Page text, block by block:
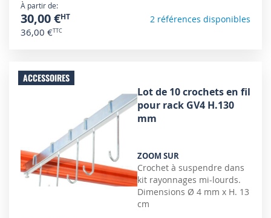
À partir de
30,00 €
36,00 €
2 références disponibles
ACCESSOIRES
Lot de 10 crochets en fil
pour rack GV4 H.130
mm
ZOOM SUR
Crochet à suspendre dans
kit rayonnages mi-lourds.
Dimensions Ø 4 mm x H. 13
cm